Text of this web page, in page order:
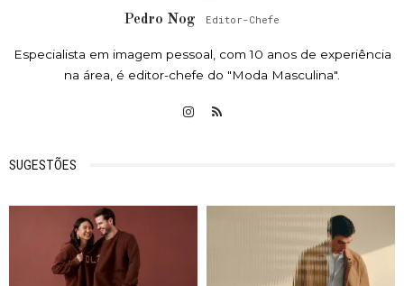
Pedro Nog Editor-Chefe
Especialista em imagem pessoal, com 10 anos de experiência
na área, é editor-chefe do "Moda Masculina".
SUGESTÕES